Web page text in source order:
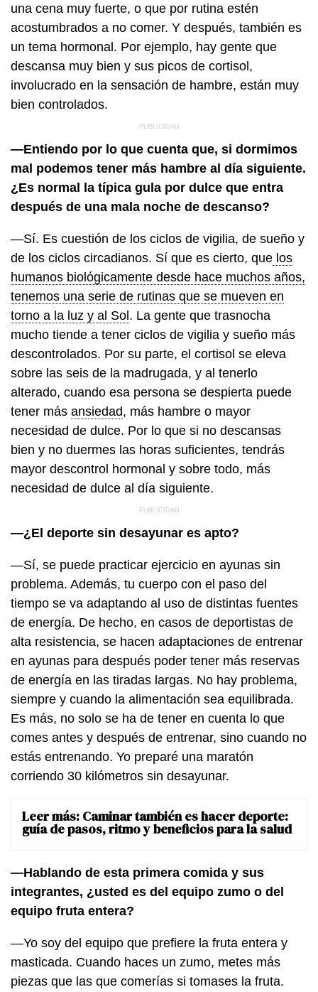
una cena muy fuerte, o que por rutina estén
acostumbrados a no comer. Y después, también es
un tema hormonal. Por ejemplo, hay gente que
descansa muy bien y sus picos de cortisol,
involucrado en la sensación de hambre, están muy
bien controlados.
—Entiendo por lo que cuenta que, si dormimos
mal podemos tener más hambre al día siguiente.
¿Es normal la típica gula por dulce que entra
después de una mala noche de descanso?
—Sí. Es cuestión de los ciclos de vigilia, de sueño y
de los ciclos circadianos. Sí que es cierto, que los
humanos biológicamente desde hace muchos años,
tenemos una serie de rutinas que se mueven en
torno a la luz y al Sol. La gente que trasnocha
mucho tiende a tener ciclos de vigilia y sueño más
descontrolados. Por su parte, el cortisol se eleva
sobre las seis de la madrugada, y al tenerlo
alterado, cuando esa persona se despierta puede
tener más ansiedad, más hambre o mayor
necesidad de dulce. Por lo que si no descansas
bien y no duermes las horas suficientes, tendrás
mayor descontrol hormonal y sobre todo, más
necesidad de dulce al día siguiente.
—¿El deporte sin desayunar es apto?
—Sí, se puede practicar ejercicio en ayunas sin
problema. Además, tu cuerpo con el paso del
tiempo se va adaptando al uso de distintas fuentes
de energía. De hecho, en casos de deportistas de
alta resistencia, se hacen adaptaciones de entrenar
en ayunas para después poder tener más reservas
de energía en las tiradas largas. No hay problema,
siempre y cuando la alimentación sea equilibrada.
Es más, no solo se ha de tener en cuenta lo que
comes antes y después de entrenar, sino cuando no
estás entrenando. Yo preparé una maratón
corriendo 30 kilómetros sin desayunar.
Leer más: Caminar también es hacer deporte:
guía de pasos, ritmo y beneficios para la salud
—Hablando de esta primera comida y sus
integrantes, ¿usted es del equipo zumo o del
equipo fruta entera?
—Yo soy del equipo que prefiere la fruta entera y
masticada. Cuando haces un zumo, metes más
piezas que las que comerías si tomases la fruta.